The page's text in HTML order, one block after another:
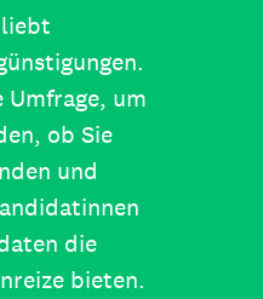
Umfrage, um
ob Sie
und
die
bieten.